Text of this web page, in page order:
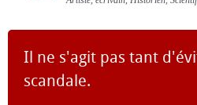
Il ne s'agit pas tant
scandale.